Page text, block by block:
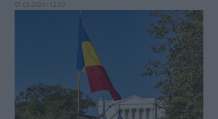
07.08.2026 / 12:30